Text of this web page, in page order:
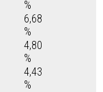
%
6,68
%
4,80
%
4,43
%